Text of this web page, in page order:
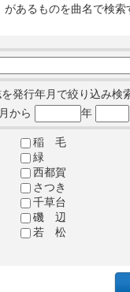
あるものを曲名で検
発行年月で絞り込み検
月から 年
稲 毛
緑
西都賀
さつき
千草台
磯 辺
若 松